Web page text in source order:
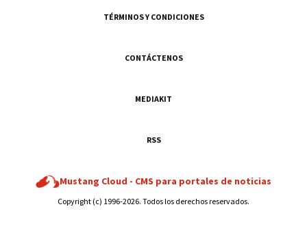
TÉRMINOS Y CONDICIONES
CONTÁCTENOS
MEDIAKIT
RSS
Mustang Cloud - CMS para portales de noticias
Copyright (c) 1996-2026. Todos los derechos reservados.